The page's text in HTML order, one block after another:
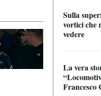
Sulla
vortici che
vedere
La vera
Francesco